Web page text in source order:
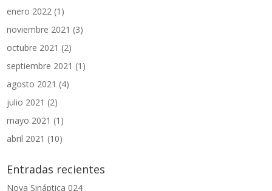
enero 2022 (1)
noviembre 2021 (3)
octubre 2021 (2)
septiembre 2021 (1)
agosto 2021 (4)
julio 2021 (2)
mayo 2021 (1)
abril 2021 (10)
Entradas recientes
Nova Sináptica 024